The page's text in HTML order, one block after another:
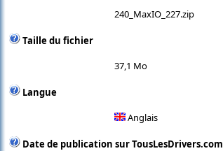
240_MaxIO_227.zip
Taille du fichier
37,1 Mo
Langue
Anglais
Date de publication sur TousLesDrivers.com